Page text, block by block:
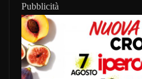
Pubblicità